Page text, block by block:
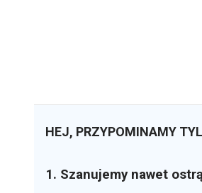
HEJ, PRZYPOMINAMY
1. Szanujemy nawet